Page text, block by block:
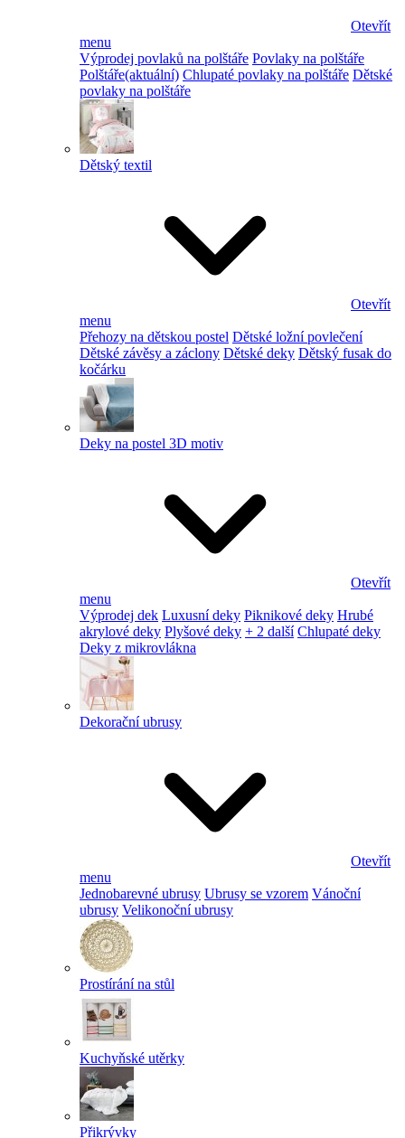
Otevřít
menu
Výprodej povlaků na polštáře Povlaky na polštáře
Polštáře(aktuální) Chlupaté povlaky na polštáře Dětské
povlaky na polštáře
Dětský textil
Otevřít
menu
Přehozy na dětskou postel Dětské ložní povlečení
Dětské závěsy a záclony Dětské deky Dětský fusak do
kočárku
Deky na postel 3D motiv
Otevřít
menu
Výprodej dek Luxusní deky Piknikové deky Hrubé
akrylové deky Plyšové deky + 2 další Chlupaté deky
Deky z mikrovlákna
Dekorační ubrusy
Otevřít
menu
Jednobarevné ubrusy Ubrusy se vzorem Vánoční
ubrusy Velikonoční ubrusy
Prostírání na stůl
Kuchyňské utěrky
Přikrývky